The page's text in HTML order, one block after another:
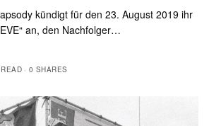
kündigt für den 23. August 2019 ihr
an, den Nachfolger…
0 SHARES